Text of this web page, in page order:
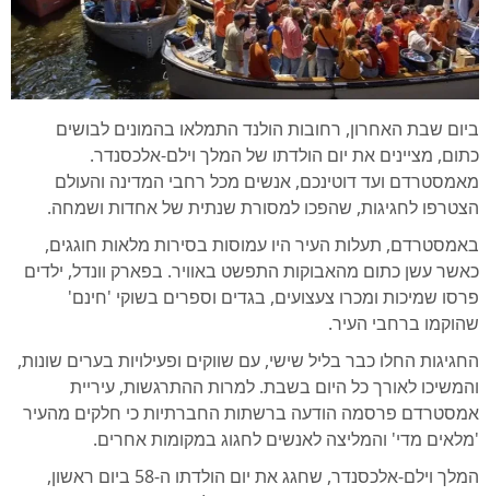
ביום שבת האחרון, רחובות הולנד התמלאו בהמונים לבושים
כתום, מציינים את יום הולדתו של המלך וילם-אלכסנדר.
מאמסטרדם ועד דוטינכם, אנשים מכל רחבי המדינה והעולם
הצטרפו לחגיגות, שהפכו למסורת שנתית של אחדות ושמחה.
באמסטרדם, תעלות העיר היו עמוסות בסירות מלאות חוגגים,
כאשר עשן כתום מהאבוקות התפשט באוויר. בפארק וונדל, ילדים
פרסו שמיכות ומכרו צעצועים, בגדים וספרים בשוקי 'חינם'
שהוקמו ברחבי העיר.
החגיגות החלו כבר בליל שישי, עם שווקים ופעילויות בערים שונות,
והמשיכו לאורך כל היום בשבת. למרות ההתרגשות, עיריית
אמסטרדם פרסמה הודעה ברשתות החברתיות כי חלקים מהעיר
'מלאים מדי' והמליצה לאנשים לחגוג במקומות אחרים.
המלך וילם-אלכסנדר, שחגג את יום הולדתו ה-58 ביום ראשון,